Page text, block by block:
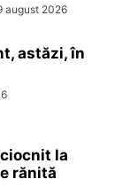
august 2026
astăzi, în
la
rănită